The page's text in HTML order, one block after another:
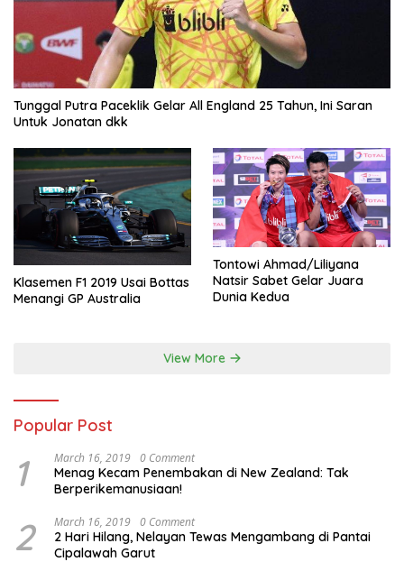
Tunggal Putra Paceklik Gelar All England 25 Tahun, Ini Saran
Untuk Jonatan dkk
Klasemen F1 2019 Usai Bottas
Menangi GP Australia
Tontowi Ahmad/Liliyana
Natsir Sabet Gelar Juara
Dunia Kedua
View More
Popular Post
1 March 16, 2019 0 Comment
Menag Kecam Penembakan di New Zealand: Tak
Berperikemanusiaan!
2 March 16, 2019 0 Comment
2 Hari Hilang, Nelayan Tewas Mengambang di Pantai
Cipalawah Garut